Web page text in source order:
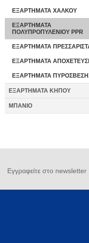
ΕΞΑΡΤΗΜΑΤΑ ΧΑΛΚΟΥ
ΕΞΑΡΤΗΜΑΤΑ
ΠΟΛΥΠΡΟΠΥΛΕΝΙΟΥ PPR
ΕΞΑΡΤΗΜΑΤΑ
ΕΞΑΡΤΗΜΑΤΑ
ΕΞΑΡΤΗΜΑΤΑ
ΕΞΑΡΤΗΜΑΤΑ ΚΗΠΟΥ
ΜΠΑΝΙΟ
Εγγραφείτε στο newsletter